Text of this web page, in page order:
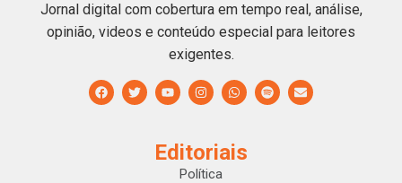
Jornal digital com cobertura em tempo real, análise,
opinião, videos e conteúdo especial para leitores
exigentes.
Editoriais
Política